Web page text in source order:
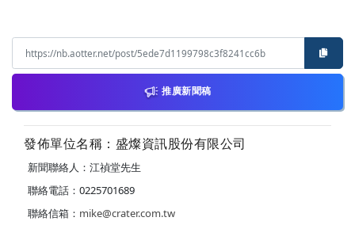
推廣新聞稿
發佈單位名稱：盛燦資訊股份有限公司
新聞聯絡人：江禎堂先生
聯絡電話：0225701689
聯絡信箱： mike@crater.com.tw